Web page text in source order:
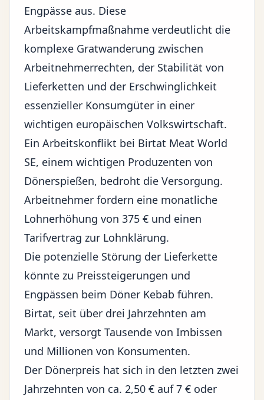
Engpässe aus. Diese
Arbeitskampfmaßnahme verdeutlicht die
komplexe Gratwanderung zwischen
Arbeitnehmerrechten, der Stabilität von
Lieferketten und der Erschwinglichkeit
essenzieller Konsumgüter in einer
wichtigen europäischen Volkswirtschaft.
Ein Arbeitskonflikt bei Birtat Meat World
SE, einem wichtigen Produzenten von
Dönerspießen, bedroht die Versorgung.
Arbeitnehmer fordern eine monatliche
Lohnerhöhung von 375 € und einen
Tarifvertrag zur Lohnklärung.
Die potenzielle Störung der Lieferkette
könnte zu Preissteigerungen und
Engpässen beim Döner Kebab führen.
Birtat, seit über drei Jahrzehnten am
Markt, versorgt Tausende von Imbissen
und Millionen von Konsumenten.
Der Dönerpreis hat sich in den letzten zwei
Jahrzehnten von ca. 2,50 € auf 7 € oder